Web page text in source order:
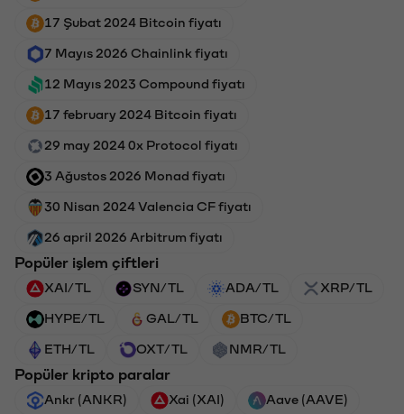
17 Şubat 2024 Bitcoin fiyatı
7 Mayıs 2026 Chainlink fiyatı
12 Mayıs 2023 Compound fiyatı
17 february 2024 Bitcoin fiyatı
29 may 2024 0x Protocol fiyatı
3 Ağustos 2026 Monad fiyatı
30 Nisan 2024 Valencia CF fiyatı
26 april 2026 Arbitrum fiyatı
Popüler işlem çiftleri
XAI/TL SYN/TL ADA/TL XRP/TL
HYPE/TL GAL/TL BTC/TL
ETH/TL OXT/TL NMR/TL
Popüler kripto paralar
Ankr (ANKR) Xai (XAI) Aave (AAVE)